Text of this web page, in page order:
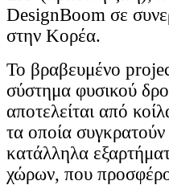
DesignBoom σε
στην Κορέα.
Το βραβευμένο
σύστημα φυσικού
αποτελείται από
τα οποία
κατάλληλα
χώρων, που